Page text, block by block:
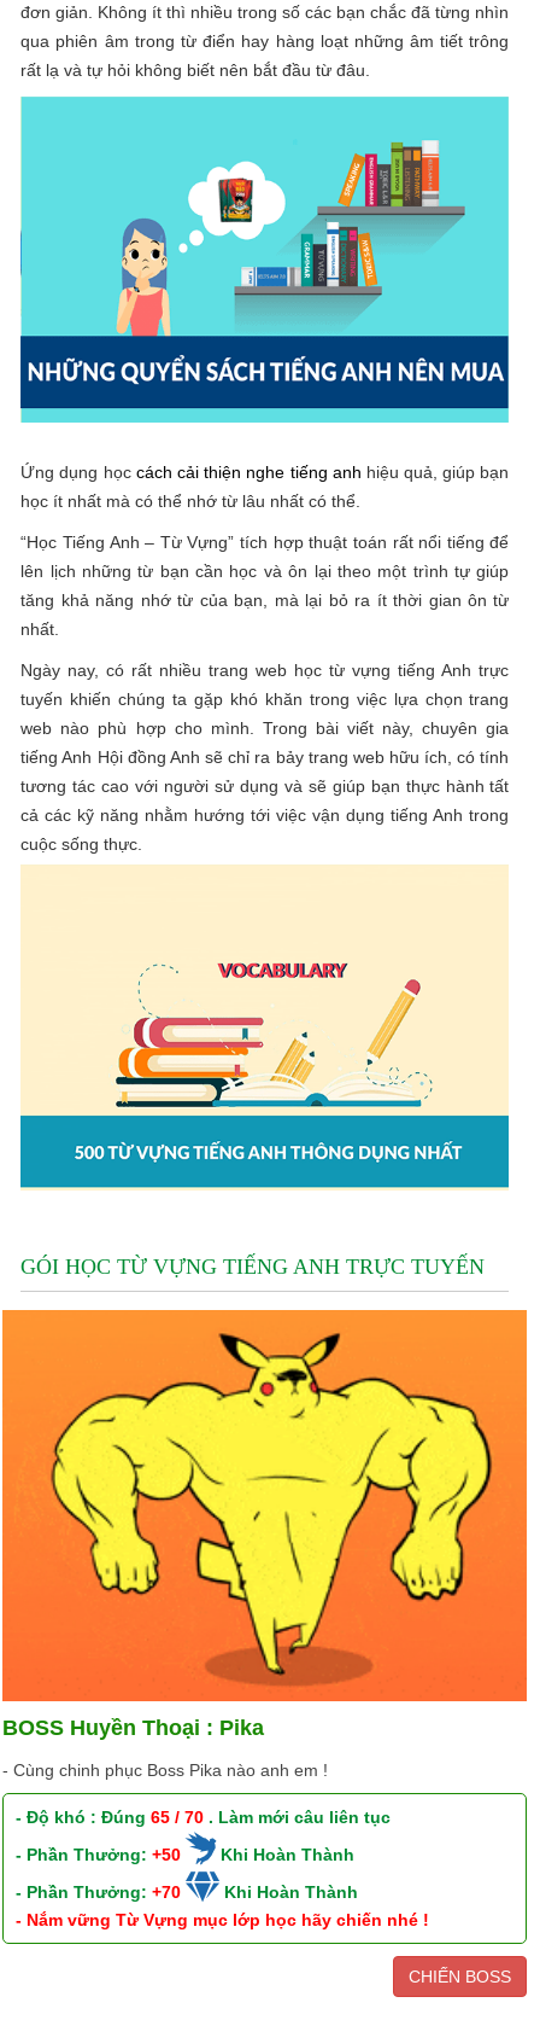
đơn giản. Không ít thì nhiều trong số các bạn chắc đã từng nhìn
qua phiên âm trong từ điển hay hàng loạt những âm tiết trông
rất lạ và tự hỏi không biết nên bắt đầu từ đâu.
Ứng dụng học cách cải thiện nghe tiếng anh hiệu quả, giúp bạn
học ít nhất mà có thể nhớ từ lâu nhất có thể.
“Học Tiếng Anh – Từ Vựng” tích hợp thuật toán rất nổi tiếng để
lên lịch những từ bạn cần học và ôn lại theo một trình tự giúp
tăng khả năng nhớ từ của bạn, mà lại bỏ ra ít thời gian ôn từ
nhất.
Ngày nay, có rất nhiều trang web học từ vựng tiếng Anh trực
tuyến khiến chúng ta gặp khó khăn trong việc lựa chọn trang
web nào phù hợp cho mình. Trong bài viết này, chuyên gia
tiếng Anh Hội đồng Anh sẽ chỉ ra bảy trang web hữu ích, có tính
tương tác cao với người sử dụng và sẽ giúp bạn thực hành tất
cả các kỹ năng nhằm hướng tới việc vận dụng tiếng Anh trong
cuộc sống thực.
GÓI HỌC TỪ VỰNG TIẾNG ANH TRỰC TUYẾN
BOSS Huyền Thoại : Pika
- Cùng chinh phục Boss Pika nào anh em !
- Độ khó : Đúng65 / 70 . Làm mới câu liên tục
- Phần Thưởng:+50
Khi Hoàn Thành
- Phần Thưởng:+70
Khi Hoàn Thành
- Nắm vững Từ Vựng mục lớp học hãy chiến nhé !
CHIẾN BOSS